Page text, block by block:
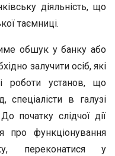
діяльність, що
таємниці.
обшук у банку або
залучити осіб, які
роботи установ, що
спеціалісти в галузі
початку слідчої дії
про функціонування
переконатися у